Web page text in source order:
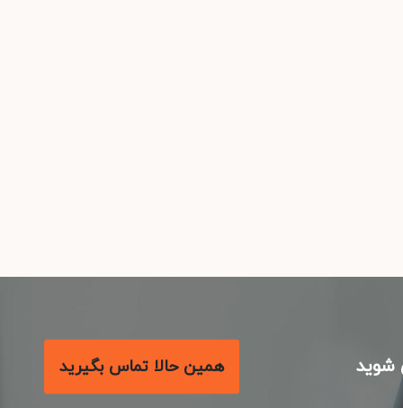
همین حالا تماس بگیرید